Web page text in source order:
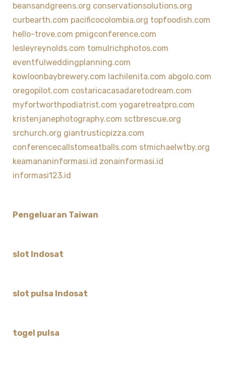
beansandgreens.org conservationsolutions.org
curbearth.com pacificocolombia.org topfoodish.com
hello-trove.com pmigconference.com
lesleyreynolds.com tomulrichphotos.com
eventfulweddingplanning.com
kowloonbaybrewery.com lachilenita.com abgolo.com
oregopilot.com costaricacasadaretodream.com
myfortworthpodiatrist.com yogaretreatpro.com
kristenjanephotography.com sctbrescue.org
srchurch.org giantrusticpizza.com
conferencecallstomeatballs.com stmichaelwtby.org
keamananinformasi.id zonainformasi.id
informasi123.id
Pengeluaran Taiwan
slot Indosat
slot pulsa Indosat
togel pulsa